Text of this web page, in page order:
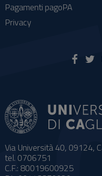
Via Università 40, 09124,
tel. 0706751
C.F.: 80019600925
Pagamenti pagoPA
Privacy